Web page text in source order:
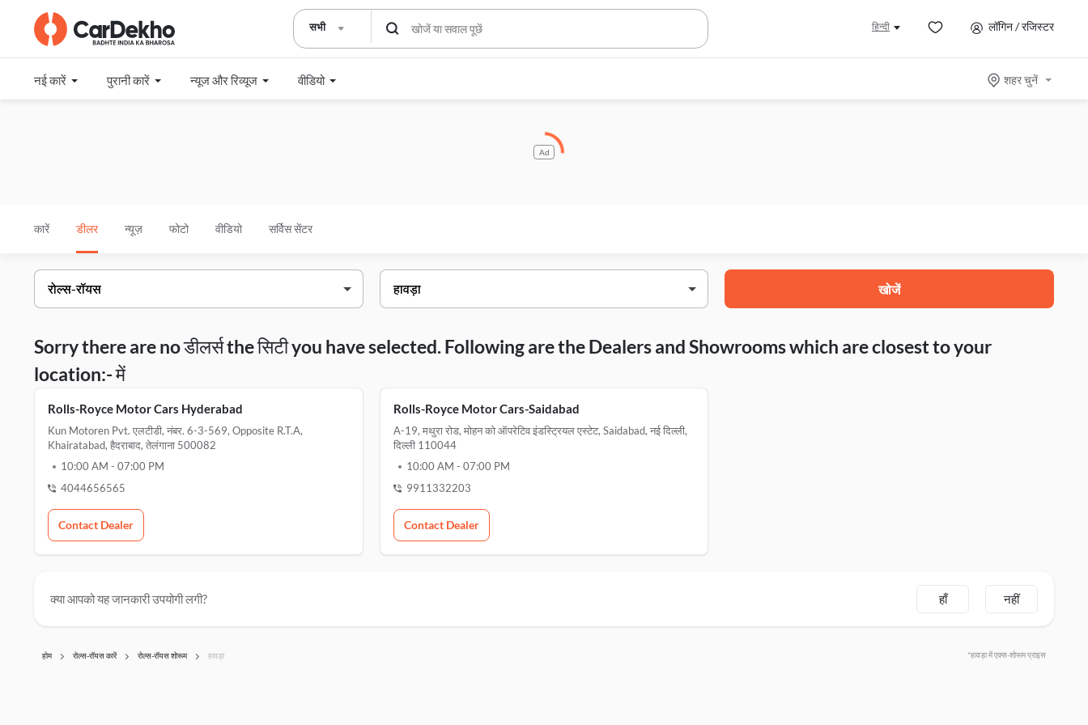
सभी हिन्दी लॉगिन / रजिस्टर
नई कारें पुरानी कारें न्यूज और रिव्यूज वीडियो शहर चुनें
Ad
कारें डीलर न्यूज़ फोटो वीडियो सर्विस सेंटर
खोजें
Sorry there are no डीलर्स the सिटी you have selected. Following are the Dealers and Showrooms which are closest to your
location:- में
Rolls-Royce Motor Cars Hyderabad
Kun Motoren Pvt. एलटीडी, नंबर. 6-3-569, Opposite R.t.a,
Khairatabad, हैदराबाद, तेलंगाना 500082
10:00 AM - 07:00 PM
4044656565
Contact Dealer
Rolls-Royce Motor Cars-Saidabad
A-19, मथुरा रोड, मोहन को ऑपरेटिव इंडस्ट्रियल एस्टेट, Saidabad, नई दिल्ली,
दिल्ली 110044
10:00 AM - 07:00 PM
9911332203
Contact Dealer
क्या आपको यह जानकारी उपयोगी लगी? हाँ नहीं
होम रोल्स-रॉयस कारें रोल्स-रॉयस शोरूम हावड़ा *हावड़ा में एक्स-शोरूम प्राइस